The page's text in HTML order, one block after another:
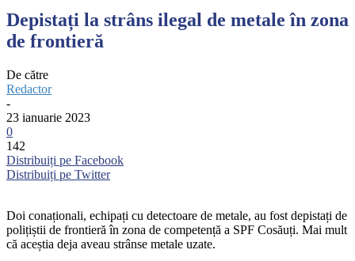
Depistați la strâns ilegal de metale în zona
de frontieră
De către
Redactor
-
23 ianuarie 2023
0
142
Distribuiți pe Facebook
Distribuiți pe Twitter
Doi conaționali, echipați cu detectoare de metale, au fost depistați de
polițiștii de frontieră în zona de competență a SPF Cosăuți. Mai mult
că aceștia deja aveau strânse metale uzate.